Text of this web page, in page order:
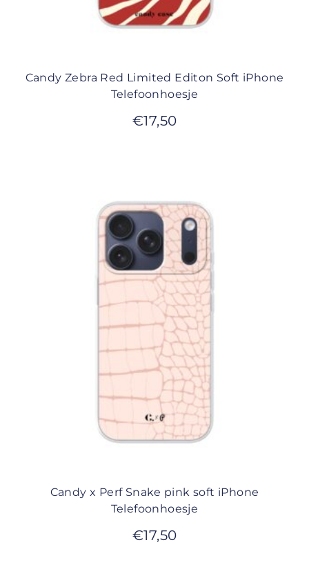
Candy Zebra Red Limited Editon Soft iPhone
Telefoonhoesje
€17,50
Candy x Perf Snake pink soft iPhone
Telefoonhoesje
€17,50